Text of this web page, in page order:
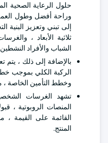
حلول الرعاية الصحية
وراحة أفضل وطول
إلى تبني وتعزيز البنية
ثلاثية الأبعاد ،
الشباب والأفراد
بالإضافة إلى ذلك ،
الركبة الكلي بموجب
وخطط التأمين الخاصة ،
تشهد الغرسات
المنصات الروبوتية ،
القائمة على القيمة
المنتج.